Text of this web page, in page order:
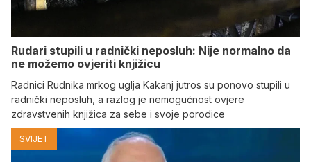
Rudari stupili u radnički neposluh: Nije normalno da
ne možemo ovjeriti knjižicu
Radnici Rudnika mrkog uglja Kakanj jutros su ponovo stupili u
radnički neposluh, a razlog je nemogućnost ovjere
zdravstvenih knjižica za sebe i svoje porodice
SVIJET